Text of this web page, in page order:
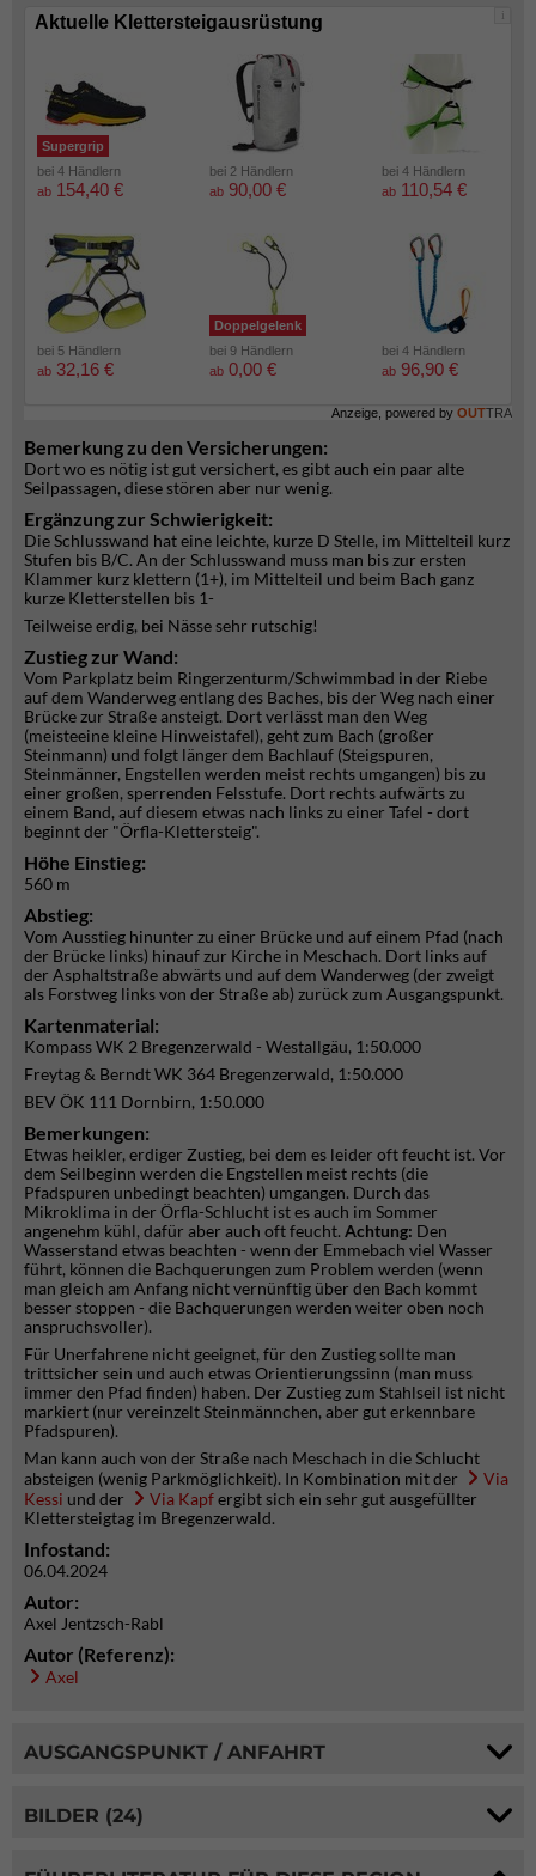
i
Aktuelle Klettersteigausrüstung
Supergrip
bei 4 Händlern
ab 154,40 €
bei 2 Händlern
ab 90,00 €
bei 4 Händlern
ab 110,54 €
bei 5 Händlern
ab 32,16 €
Doppelgelenk
bei 9 Händlern
ab 0,00 €
bei 4 Händlern
ab 96,90 €
Anzeige, powered by OUTTRA
Bemerkung zu den Versicherungen:
Dort wo es nötig ist gut versichert, es gibt auch ein paar alte
Seilpassagen, diese stören aber nur wenig.
Ergänzung zur Schwierigkeit:
Die Schlusswand hat eine leichte, kurze D Stelle, im Mittelteil kurz
Stufen bis B/C. An der Schlusswand muss man bis zur ersten
Klammer kurz klettern (1+), im Mittelteil und beim Bach ganz
kurze Kletterstellen bis 1-
Teilweise erdig, bei Nässe sehr rutschig!
Zustieg zur Wand:
Vom Parkplatz beim Ringerzenturm/Schwimmbad in der Riebe
auf dem Wanderweg entlang des Baches, bis der Weg nach einer
Brücke zur Straße ansteigt. Dort verlässt man den Weg
(meisteeine kleine Hinweistafel), geht zum Bach (großer
Steinmann) und folgt länger dem Bachlauf (Steigspuren,
Steinmänner, Engstellen werden meist rechts umgangen) bis zu
einer großen, sperrenden Felsstufe. Dort rechts aufwärts zu
einem Band, auf diesem etwas nach links zu einer Tafel - dort
beginnt der "Örfla-Klettersteig".
Höhe Einstieg:
560 m
Abstieg:
Vom Ausstieg hinunter zu einer Brücke und auf einem Pfad (nach
der Brücke links) hinauf zur Kirche in Meschach. Dort links auf
der Asphaltstraße abwärts und auf dem Wanderweg (der zweigt
als Forstweg links von der Straße ab) zurück zum Ausgangspunkt.
Kartenmaterial:
Kompass WK 2 Bregenzerwald - Westallgäu, 1:50.000
Freytag & Berndt WK 364 Bregenzerwald, 1:50.000
BEV ÖK 111 Dornbirn, 1:50.000
Bemerkungen:
Etwas heikler, erdiger Zustieg, bei dem es leider oft feucht ist. Vor
dem Seilbeginn werden die Engstellen meist rechts (die
Pfadspuren unbedingt beachten) umgangen. Durch das
Mikroklima in der Örfla-Schlucht ist es auch im Sommer
angenehm kühl, dafür aber auch oft feucht. Achtung: Den
Wasserstand etwas beachten - wenn der Emmebach viel Wasser
führt, können die Bachquerungen zum Problem werden (wenn
man gleich am Anfang nicht vernünftig über den Bach kommt
besser stoppen - die Bachquerungen werden weiter oben noch
anspruchsvoller).
Für Unerfahrene nicht geeignet, für den Zustieg sollte man
trittsicher sein und auch etwas Orientierungssinn (man muss
immer den Pfad finden) haben. Der Zustieg zum Stahlseil ist nicht
markiert (nur vereinzelt Steinmännchen, aber gut erkennbare
Pfadspuren).
Man kann auch von der Straße nach Meschach in die Schlucht
absteigen (wenig Parkmöglichkeit). In Kombination mit der
Via
Kessi und der Via Kapfergibt sich ein sehr gut ausgefüllter
Klettersteigtag im Bregenzerwald.
Infostand:
06.04.2024
Autor:
Axel Jentzsch-Rabl
Autor (Referenz):
Axel
AUSGANGSPUNKT / ANFAHRT
BILDER (24)